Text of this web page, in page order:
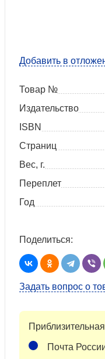
Добавить в
Товар №
Издательство
ISBN
Страниц
Вес, г.
Переплет
Год
Поделиться:
Задать вопрос о
Почта